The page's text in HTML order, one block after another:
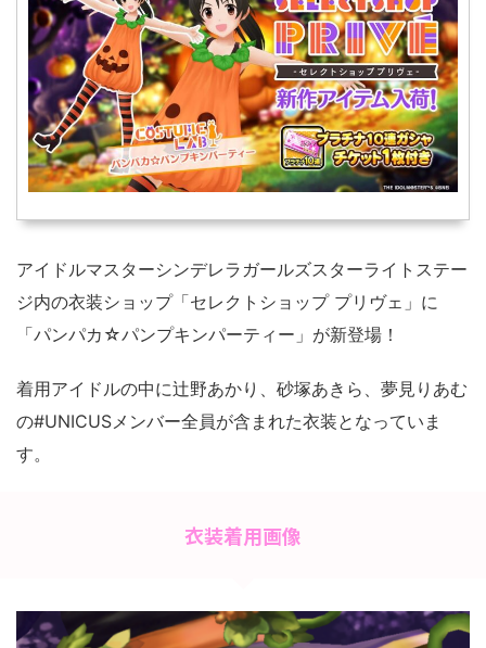
アイドルマスターシンデレラガールズスターライトステー
ジ内の衣装ショップ「セレクトショップ プリヴェ」に
「パンパカ☆パンプキンパーティー」が新登場！
着用アイドルの中に辻野あかり、砂塚あきら、夢見りあむ
の#UNICUSメンバー全員が含まれた衣装となっていま
す。
衣装着用画像